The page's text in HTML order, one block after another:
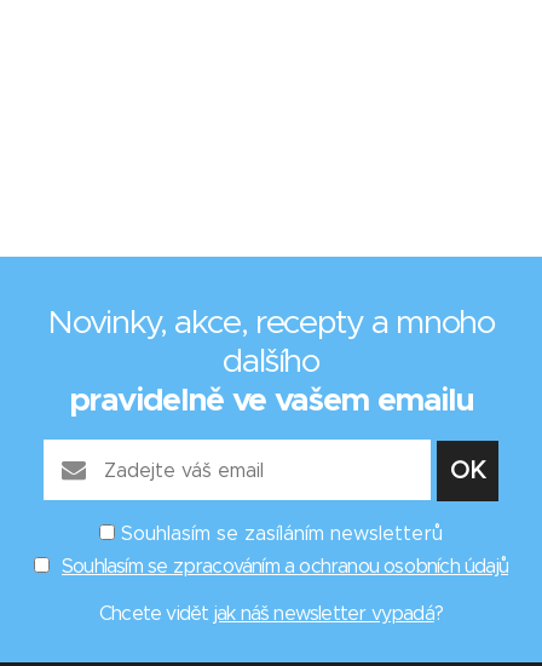
Novinky, akce, recepty a mnoho
dalšího
pravidelně ve vašem emailu
Souhlasím se zasíláním newsletterů
Souhlasím se zpracováním a ochranou osobních údajů
Chcete vidět jak náš newsletter vypadá?